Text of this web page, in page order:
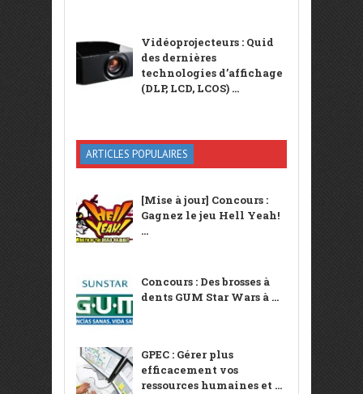
Vidéoprojecteurs : Quid
des dernières
technologies d’affichage
(DLP, LCD, LCOS) ...
ARTICLES POPULAIRES
[Mise à jour] Concours :
Gagnez le jeu Hell Yeah!
...
Concours : Des brosses à
dents GUM Star Wars à ...
GPEC : Gérer plus
efficacement vos
ressources humaines et ...